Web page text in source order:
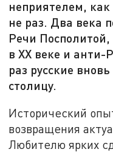
неприятелем,
не раз. Два века
Речи
в XX веке и
раз русские
столицу.
Исторический
возвращения
Любителю ярких